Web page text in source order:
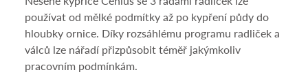
používat od mělké podmítky až po kypření půdy do
hloubky ornice. Díky rozsáhlému programu radliček a
válců lze nářadí přizpůsobit téměř jakýmkoliv
pracovním podmínkám.